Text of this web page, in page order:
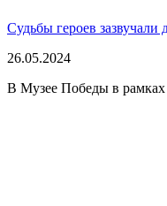
Судьбы героев зазвучали
26.05.2024
В Музее Победы в рамках